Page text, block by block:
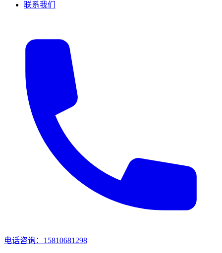
联系我们
电话咨询：15810681298